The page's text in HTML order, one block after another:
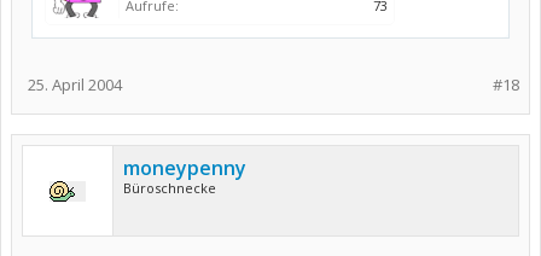
Aufrufe:
73
#18
25. April 2004
moneypenny
Büroschnecke